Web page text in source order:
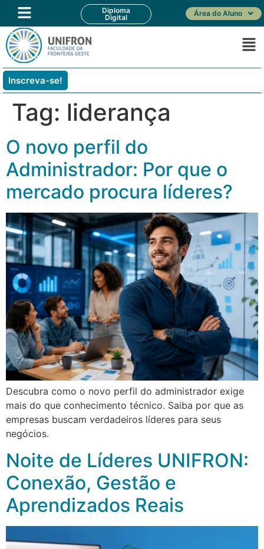
Diploma
Digital
Área do Aluno
Inscreva-se!
Tag: liderança
O novo perfil do
Administrador: Por que o
mercado procura líderes?
Descubra como o novo perfil do administrador exige
mais do que conhecimento técnico. Saiba por que as
empresas buscam verdadeiros líderes para seus
negócios.
Noite de Líderes UNIFRON:
Conexão, Gestão e
Aprendizados Reais